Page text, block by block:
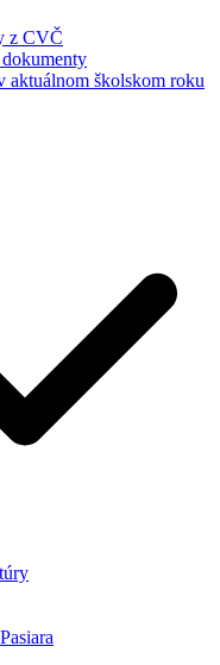
z CVČ
aktuálnom školskom roku